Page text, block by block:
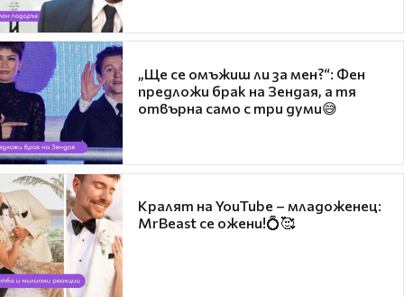
„Ще се омъжиш ли за мен?“: Фен
предложи брак на Зендая, а тя
отвърна само с три думи😅
Кралят на YouTube – младоженец:
MrBeast се ожени!💍🥰